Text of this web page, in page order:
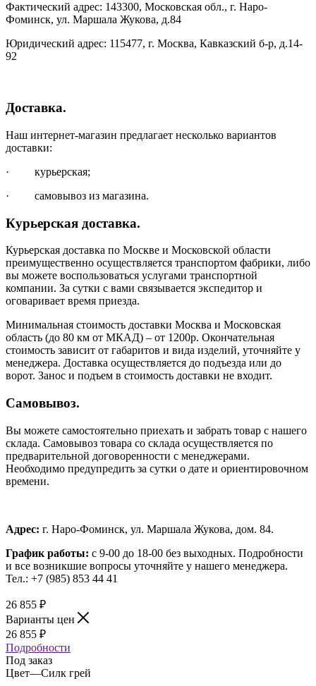
Фактический адрес: 143300, Московская обл., г. Наро-
Фоминск, ул. Маршала Жукова, д.84
Юридический адрес: 115477, г. Москва, Кавказский б-р, д.14-
92
Доставка.
Наш интернет-магазин предлагает несколько вариантов
доставки:
· курьерская;
· самовывоз из магазина.
Курьерская доставка.
Курьерская доставка по Москве и Московской области
преимущественно осуществляется транспортом фабрики, либо
вы можете воспользоваться услугами транспортной
компании. За сутки с вами связывается экспедитор и
оговаривает время приезда.
Минимальная стоимость доставки Москва и Московская
область (до 80 км от МКАД) – от 1200р. Окончательная
стоимость зависит от габаритов и вида изделий, уточняйте у
менеджера. Доставка осуществляется до подъезда или до
ворот. Занос и подъем в стоимость доставки не входит.
Самовывоз.
Вы можете самостоятельно приехать и забрать товар с нашего
склада. Самовывоз товара со склада осуществляется по
предварительной договоренности с менеджерами.
Необходимо предупредить за сутки о дате и ориентировочном
времени.
Адрес: г. Наро-Фоминск, ул. Маршала Жукова, дом. 84.
График работы: с 9-00 до 18-00 без выходных. Подробности
и все возникшие вопросы уточняйте у нашего менеджера.
Тел.: +7 (985) 853 44 41
26 855 ₽
Варианты цен
26 855 ₽
Подробности
Под заказ
Цвет—Силк грей